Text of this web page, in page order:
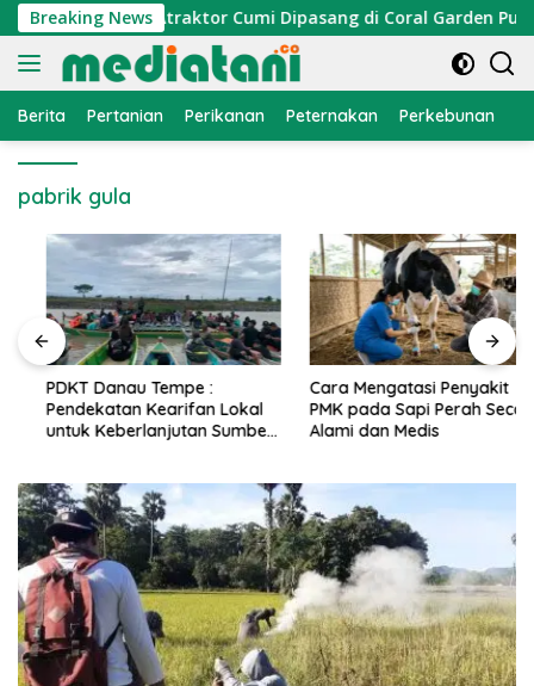
Langsung
ke
konten
Breaking News
Nelayan, Atraktor Cumi Dipasang di Coral Garden Pulau
Berita Pertanian Perikanan Peternakan Perkebunan
pabrik gula
PDKT Danau Tempe :
Pendekatan Kearifan Lokal
untuk Keberlanjutan Sumber
Cara Mengatasi Penyakit
PMK pada Sapi Perah Secara
Alami dan Medis